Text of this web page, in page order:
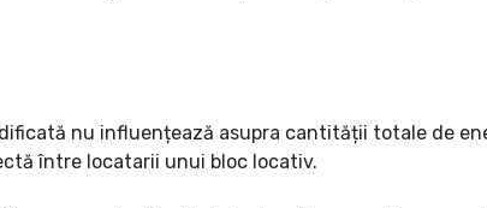
nu influențează asupra cantității totale de
între locatarii unui bloc locativ.